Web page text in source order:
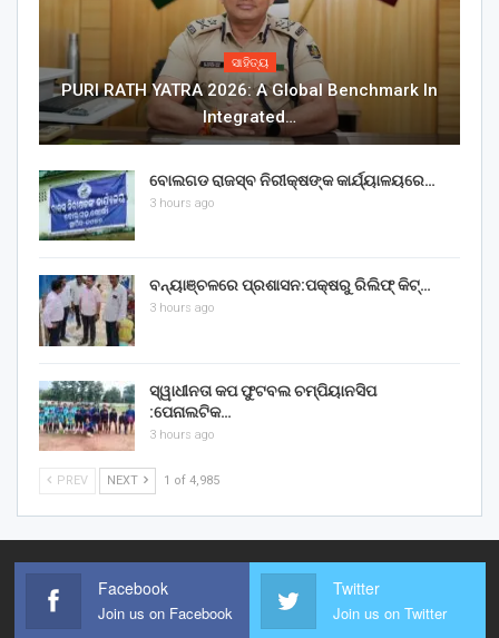
ସାହିତ୍ୟ
PURI RATH YATRA 2026: A Global Benchmark In
Integrated…
ବୋଲଗଡ ରାଜସ୍ବ ନିରୀକ୍ଷଙ୍କ କାର୍ଯ୍ୟାଳୟରେ…
3 hours ago
ବନ୍ୟାଞ୍ଚଳରେ ପ୍ରଶାସନ:ପକ୍ଷରୁ ରିଲିଫ୍ କିଟ୍…
3 hours ago
ସ୍ୱାଧୀନତା କପ ଫୁଟବଲ ଚମ୍ପିୟାନସିପ
:ପେନାଲଟିକ…
3 hours ago
PREV NEXT 1 of 4,985
Facebook
Join us on Facebook
Twitter
Join us on Twitter